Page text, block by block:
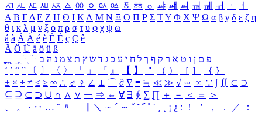
ㅺ ㅻ ㅼ ㅽ ㅾ ㅿ ㆀ ㆁ ㆂ ㆃ ㆄ ㆅ ㆆ ㆇ ㆈ ㆉ ㆊ ㆋ ㆌ ㆍ
ㆎ
Α Β ΓΔ Ε Ζ Η Θ Ι ΚΛ Μ Ν Ξ Ο Π Ρ Σ ΤΥ Φ Χ Ψ Ω α β γ δ ε ζ η
θ ι κ λ μ ν ξ ο π ρ σ τ υ φ χ ψ ω
á à Á À é è É È ç Ç ê
Ä Ö Ü ä ö ü ß
ִֶֹ ֻּ ׁׂ פ ם ן ו ט א ר ק ף ך ל ח י ע כ ג ד ש ץ ת צ מ נ ה ב
‘ ’ “ ” 〔 〕 〈 〉 「 」 『 』 【 】 ＂ （ ） ［ ］ ｛ ｝
± × ÷ ≠ ≤ ≥ ∞ ∴ ♂ ♀ ∠ ⊥ ⌒ ∂ ∇ ≡ ≒ ≪ ≫ √ ∽ ∝ ∵ ∫ ∬ ∈ ∋
⊆ ⊇ ⊂ ⊃ ∪ ∩ ∧ ∨ ￢ ⇒ ⇔ ∀ ∃ ∮ ∑ ∏ ＋ － ＜ ＝
＞
、
。 · ‥ … ¨ 〃 ― ＼ ∼ ´ ～ ˇ ˘ ˝ ˚ ˙ ¸ ¡ ¿ ː ！ ＇ ， ． ／
：